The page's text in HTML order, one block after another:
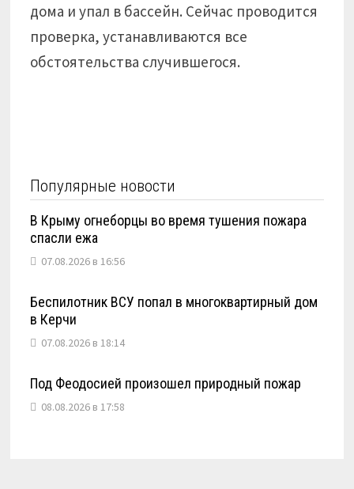
дома и упал в бассейн. Сейчас проводится
проверка, устанавливаются все
обстоятельства случившегося.
Популярные новости
В Крыму огнеборцы во время тушения пожара
спасли ежа
07.08.2026 в 16:56
Беспилотник ВСУ попал в многоквартирный дом
в Керчи
07.08.2026 в 18:14
Под Феодосией произошел природный пожар
08.08.2026 в 17:58